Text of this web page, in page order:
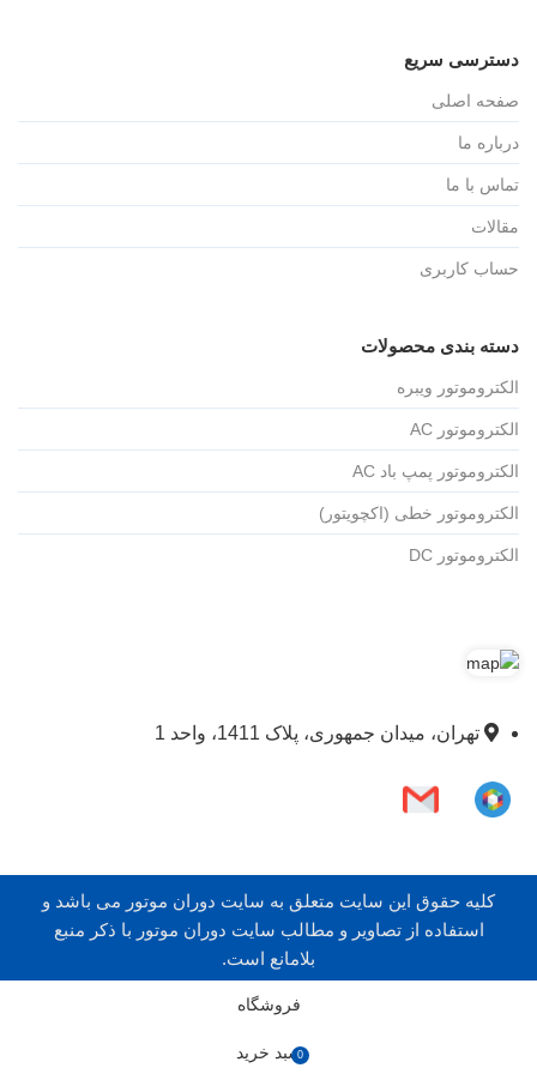
دسترسی سریع
صفحه اصلی
درباره ما
تماس با ما
مقالات
حساب کاربری
دسته بندی محصولات
الکتروموتور ویبره
الکتروموتور AC
الکتروموتور پمپ باد AC
الکتروموتور خطی (اکچویتور)
الکتروموتور DC
تهران، میدان جمهوری، پلاک 1411، واحد 1
کلیه حقوق این سایت متعلق به سایت دوران موتور می باشد و
استفاده از تصاویر و مطالب سایت دوران موتور با ذکر منبع
بلامانع است.
فروشگاه
0سبد خرید